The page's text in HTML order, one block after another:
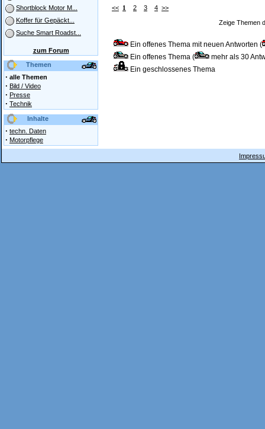
Shortblock Motor M...
Koffer für Gepäckt...
Suche Smart Roadst...
zum Forum
Themen
· alle Themen
· Bild / Video
· Presse
· Technik
Inhalte
· techn. Daten
· Motorpflege
<< 1 2 3 4 >>
Zeige Themen
Ein offenes Thema mit neuen Antworten (
Ein offenes Thema (
mehr als 30
Ein geschlossenes Thema